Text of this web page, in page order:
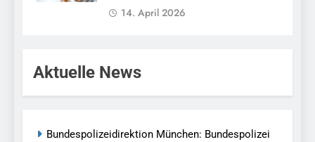
14. April 2026
Aktuelle News
Bundespolizeidirektion München: Bundespolizei